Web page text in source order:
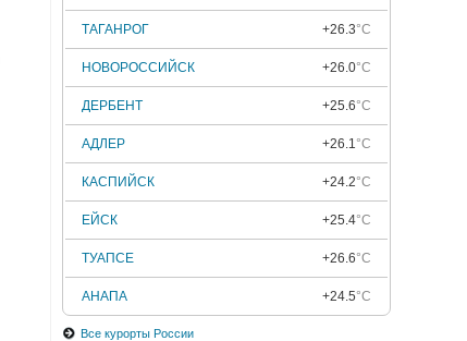
ТАГАНРОГ +26.3°C
НОВОРОССИЙСК +26.0°C
ДЕРБЕНТ +25.6°C
АДЛЕР +26.1°C
КАСПИЙСК +24.2°C
ЕЙСК +25.4°C
ТУАПСЕ +26.6°C
АНАПА +24.5°C
Все курорты России